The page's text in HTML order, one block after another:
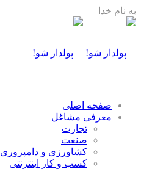
به نام خدا
صفحه اصلی
معرفی مشاغل
تجارت
صنعت
كشاورزی و دامپروری
كسب و كار اينترنتی